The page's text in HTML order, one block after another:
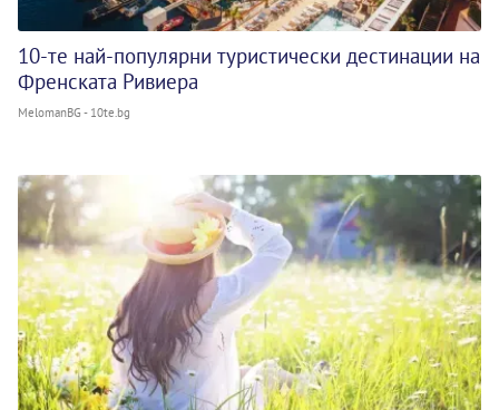
10-те най-популярни туристически дестинации на
Френската Ривиера
MelomanBG - 10te.bg